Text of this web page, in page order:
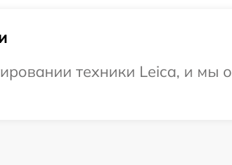
техники Leica, и мы